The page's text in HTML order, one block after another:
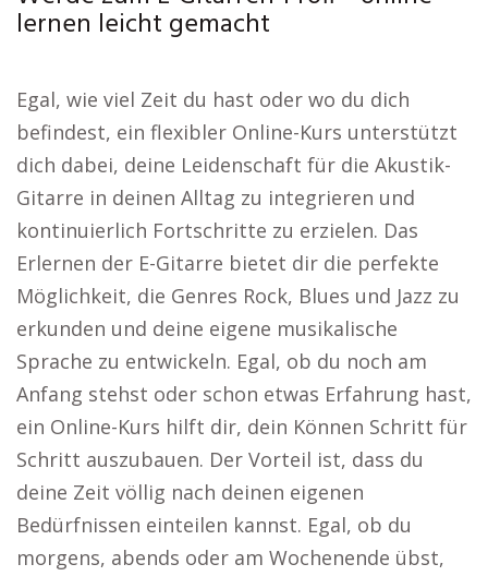
lernen leicht gemacht
Egal, wie viel Zeit du hast oder wo du dich
befindest, ein flexibler Online-Kurs unterstützt
dich dabei, deine Leidenschaft für die Akustik-
Gitarre in deinen Alltag zu integrieren und
kontinuierlich Fortschritte zu erzielen. Das
Erlernen der E-Gitarre bietet dir die perfekte
Möglichkeit, die Genres Rock, Blues und Jazz zu
erkunden und deine eigene musikalische
Sprache zu entwickeln. Egal, ob du noch am
Anfang stehst oder schon etwas Erfahrung hast,
ein Online-Kurs hilft dir, dein Können Schritt für
Schritt auszubauen. Der Vorteil ist, dass du
deine Zeit völlig nach deinen eigenen
Bedürfnissen einteilen kannst. Egal, ob du
morgens, abends oder am Wochenende übst,